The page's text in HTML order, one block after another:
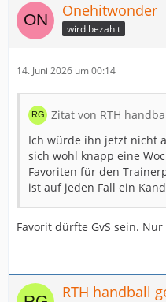
Onehitwonder
wird bezahlt
14. Juni 2026 um 00:14
Zitat von RTH
Ich würde ihn jetzt nicht
sich wohl knapp eine
Favoriten für den
ist auf jeden Fall ein
Favorit dürfte GvS sein.
RTH handball